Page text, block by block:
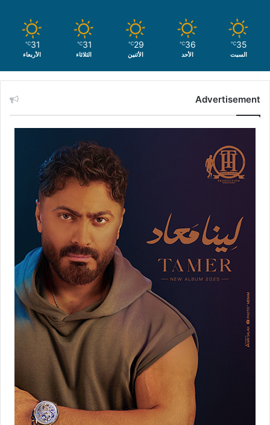
35
℃
السبت
36
℃
الأحد
29
℃
الأثنين
31
℃
الثلاثاء
31
℃
الأربعاء
Advertisement